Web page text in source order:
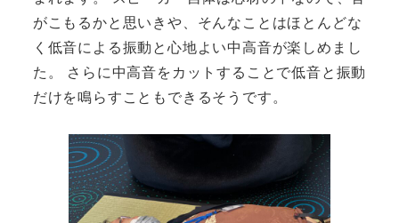
がこもるかと思いきや、そんなことはほとんどな
く低音による振動と心地よい中高音が楽しめまし
た。 さらに中高音をカットすることで低音と振動
だけを鳴らすこともできるそうです。